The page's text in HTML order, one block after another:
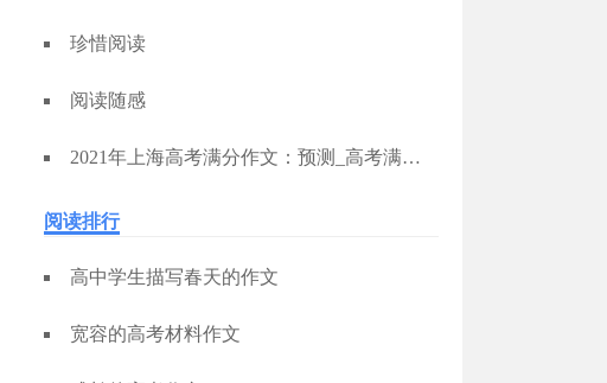
珍惜阅读
阅读随感
2021年上海高考满分作文：预测_高考满分作文
阅读排行
高中学生描写春天的作文
宽容的高考材料作文